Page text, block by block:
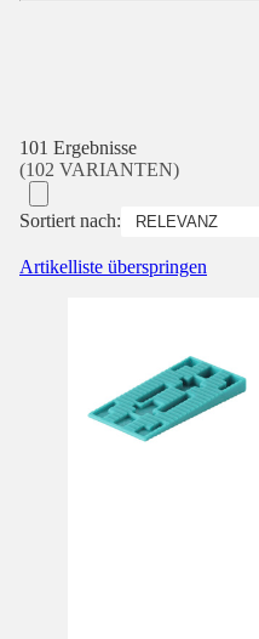
101 Ergebnisse
(102 VARIANTEN)
Sortiert nach:
Artikelliste überspringen